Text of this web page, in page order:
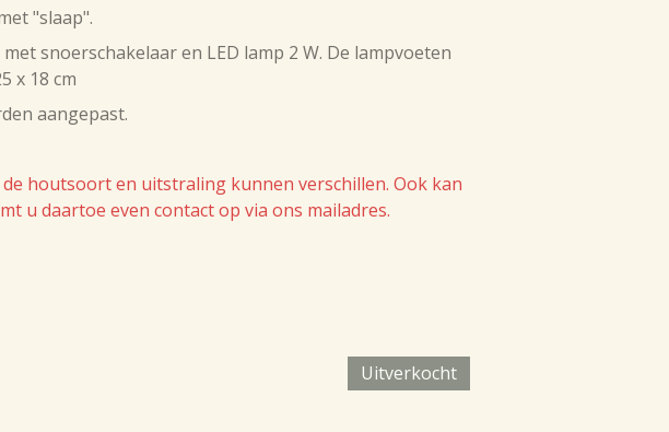
"slaap".
snoerschakelaar en LED lamp 2 W. De lampvoeten
x 18 cm
aangepast.
houtsoort en uitstraling kunnen verschillen. Ook kan
u daartoe even contact op via ons mailadres.
Uitverkocht